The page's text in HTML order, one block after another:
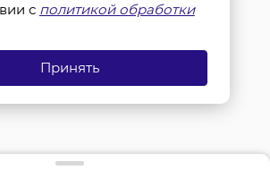
с политикой обработки
Принять